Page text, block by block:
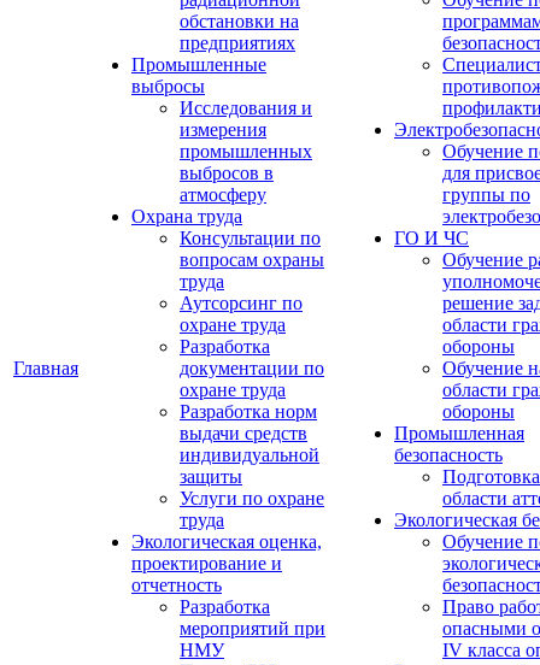
Главная
обстановки на
предприятиях
Промышленные
выбросы
Исследования и
измерения
промышленных
выбросов в
атмосферу
Охрана труда
Консультации по
вопросам охраны
труда
Аутсорсинг по
охране труда
Разработка
документации по
охране труда
Разработка норм
выдачи средств
индивидуальной
защиты
Услуги по охране
труда
Экологическая оценка,
проектирование и
отчетность
Разработка
мероприятий при
НМУ
Обучение
для
группы по
ГО И ЧС
Обучение
решение
области
обороны
Обучение
области
обороны
Промышленная
безопасность
области
Экологическая
Обучение
Право
опасными
IV класса